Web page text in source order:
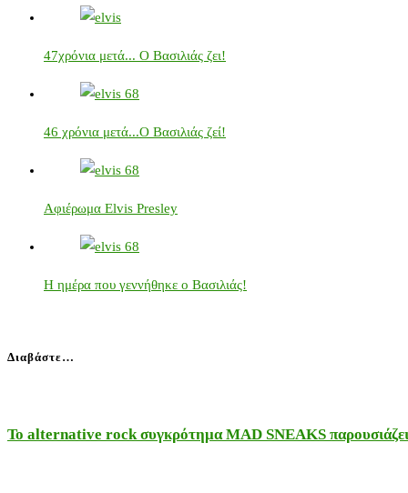
47χρόνια μετά... Ο Βασιλιάς ζει!
46 χρόνια μετά...Ο Βασιλιάς ζεί!
Αφιέρωμα Elvis Presley
Η ημέρα που γεννήθηκε ο Βασιλιάς!
Διαβάστε…
Το alternative rock συγκρότημα MAD SNEAKS